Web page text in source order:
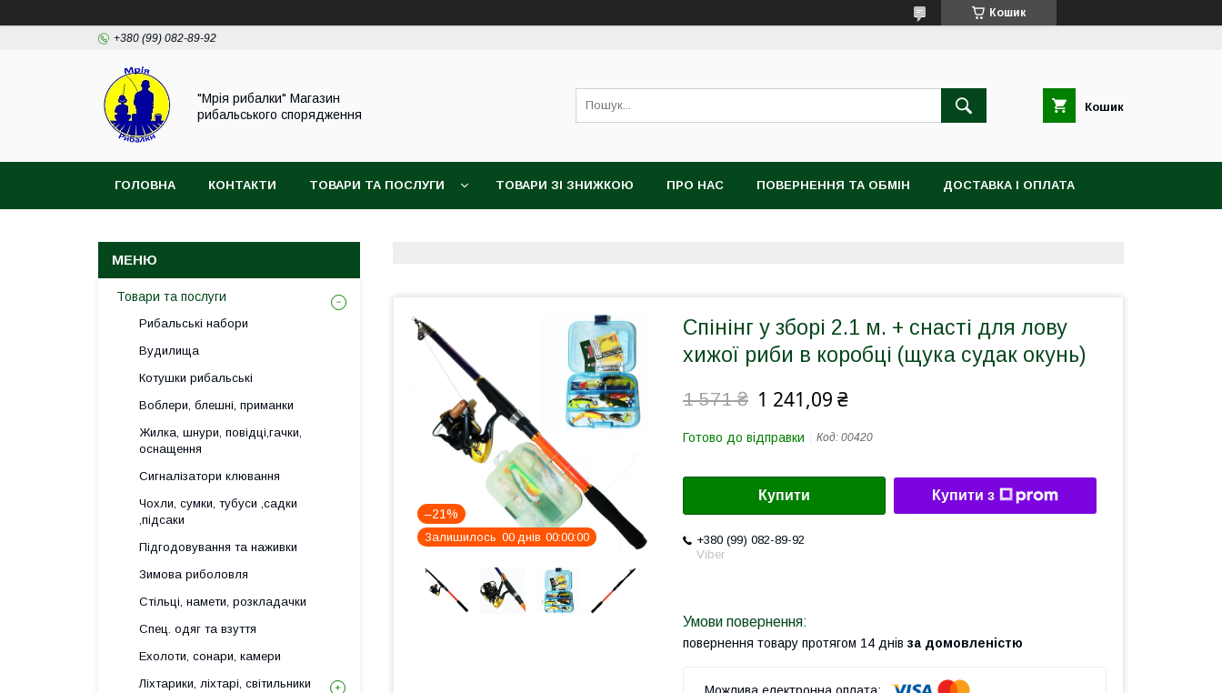
Кошик
+380 (99) 082-89-92
"Мрія рибалки" Магазин
рибальського спорядження
Кошик
ГОЛОВНА КОНТАКТИ ТОВАРИ ТА ПОСЛУГИ ТОВАРИ ЗІ ЗНИЖКОЮ ПРО НАС ПОВЕРНЕННЯ ТА ОБМІН ДОСТАВКА І ОПЛАТА
–21%
Залишилось 00 днів 00 00 00
Спінінг у зборі 2.1 м. + снасті для лову
хижої риби в коробці (щука судак окунь)
1 571 ₴ 1 241,09 ₴
Готово до відправки Код: 00420
Купити Купити з
+380 (99) 082-89-92
Viber
повернення товару протягом 14 днів за домовленістю
Товари та послуги
Рибальські набори
Вудилища
Котушки рибальські
Воблери, блешні, приманки
Жилка, шнури, повідці,гачки,
оснащення
Сигналізатори клювання
Чохли, сумки, тубуси ,садки
,підсаки
Підгодовування та наживки
Зимова риболовля
Стільці, намети, розкладачки
Спец. одяг та взуття
Ехолоти, сонари, камери
Ліхтарики, ліхтарі, світильники